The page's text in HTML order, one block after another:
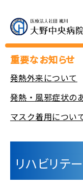
外来診療
診療科
重要なお知らせ
発熱外来について
発熱・風邪症状の
マスク着用につい
リハビリテ